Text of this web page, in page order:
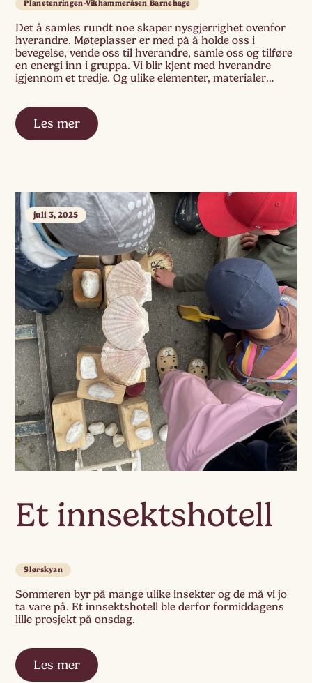
Planetenringen-Vikhammeråsen Barnehage
Det å samles rundt noe skaper nysgjerrighet ovenfor
hverandre. Møteplasser er med på å holde oss i
bevegelse, vende oss til hverandre, samle oss og tilføre
en energi inn i gruppa. Vi blir kjent med hverandre
igjennom et tredje. Og ulike elementer, materialer
Les mer
Et innsektshotell
juli 3, 2025
Slørskyan
Sommeren byr på mange ulike insekter og de må vi jo
ta vare på. Et innsektshotell ble derfor formiddagens
lille prosjekt på onsdag.
Les mer